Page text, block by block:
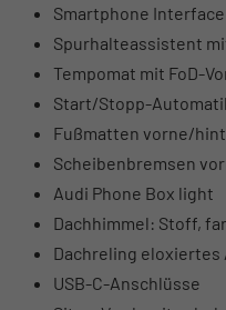
Smartphone
Spurhalteassistent
Tempomat mit FoD-
Start/Stopp-
Fußmatten vorne/
Scheibenbremsen
Audi Phone Box light
Dachhimmel: Stoff,
Dachreling eloxiertes
USB-C-Anschlüsse